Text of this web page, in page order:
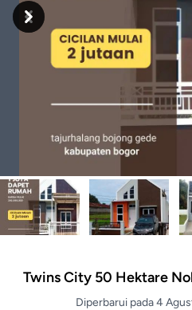
Previous
Next
Twins City 50 Hektare
Diperbarui pada 4